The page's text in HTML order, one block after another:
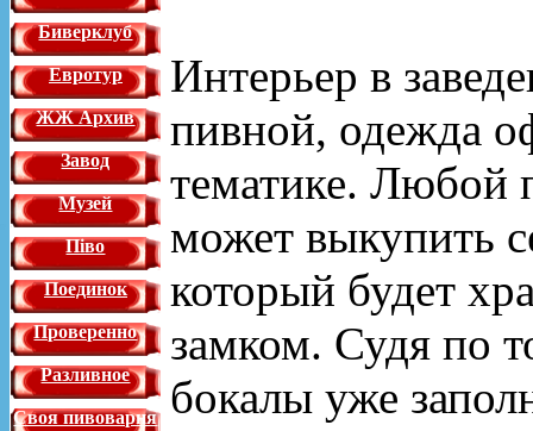
Биверклуб
Евротур
ЖЖ Архив
Завод
Музей
Піво
Поединок
Проверенно
Разливное
Своя пивоварня
Интерьер в
пивной, одежда
тематике. Любой
может выкупить
который будет
замком. Судя по
бокалы уже